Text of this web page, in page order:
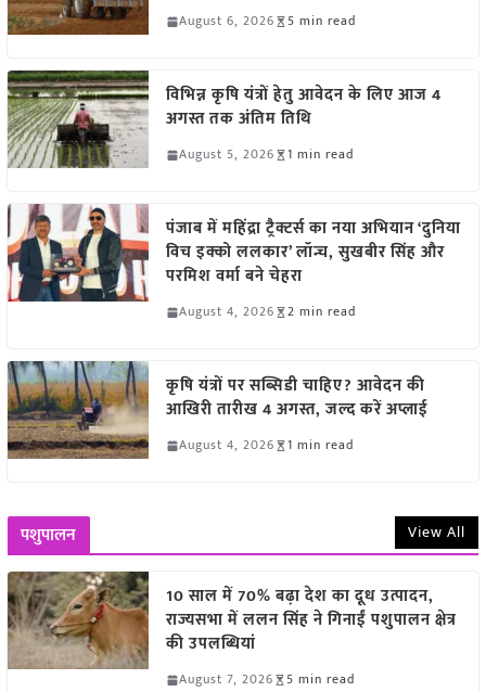
August 6, 2026 5 min read
विभिन्न कृषि यंत्रों हेतु आवेदन के लिए आज 4
अगस्त तक अंतिम तिथि
August 5, 2026 1 min read
पंजाब में महिंद्रा ट्रैक्टर्स का नया अभियान ‘दुनिया
विच इक्को ललकार’ लॉन्च, सुखबीर सिंह और
परमिश वर्मा बने चेहरा
August 4, 2026 2 min read
कृषि यंत्रों पर सब्सिडी चाहिए? आवेदन की
आखिरी तारीख 4 अगस्त, जल्द करें अप्लाई
August 4, 2026 1 min read
पशुपालन View All
10 साल में 70% बढ़ा देश का दूध उत्पादन,
राज्यसभा में ललन सिंह ने गिनाईं पशुपालन क्षेत्र
की उपलब्धियां
August 7, 2026 5 min read